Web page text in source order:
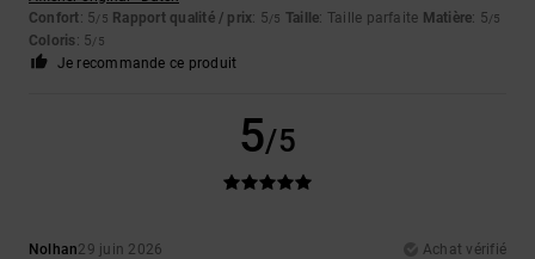
Confort: 5/5 Rapport qualité / prix: 5/5 Taille: Taille parfaite Matière: 5/5
Coloris: 5/5
Je recommande ce produit
5/5
Nolhan29 juin 2026
Achat vérifié